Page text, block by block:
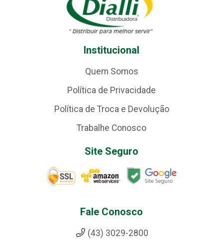
Institucional
Quem Somos
Política de Privacidade
Política de Troca e Devolução
Trabalhe Conosco
Site Seguro
Fale Conosco
(43) 3029-2800